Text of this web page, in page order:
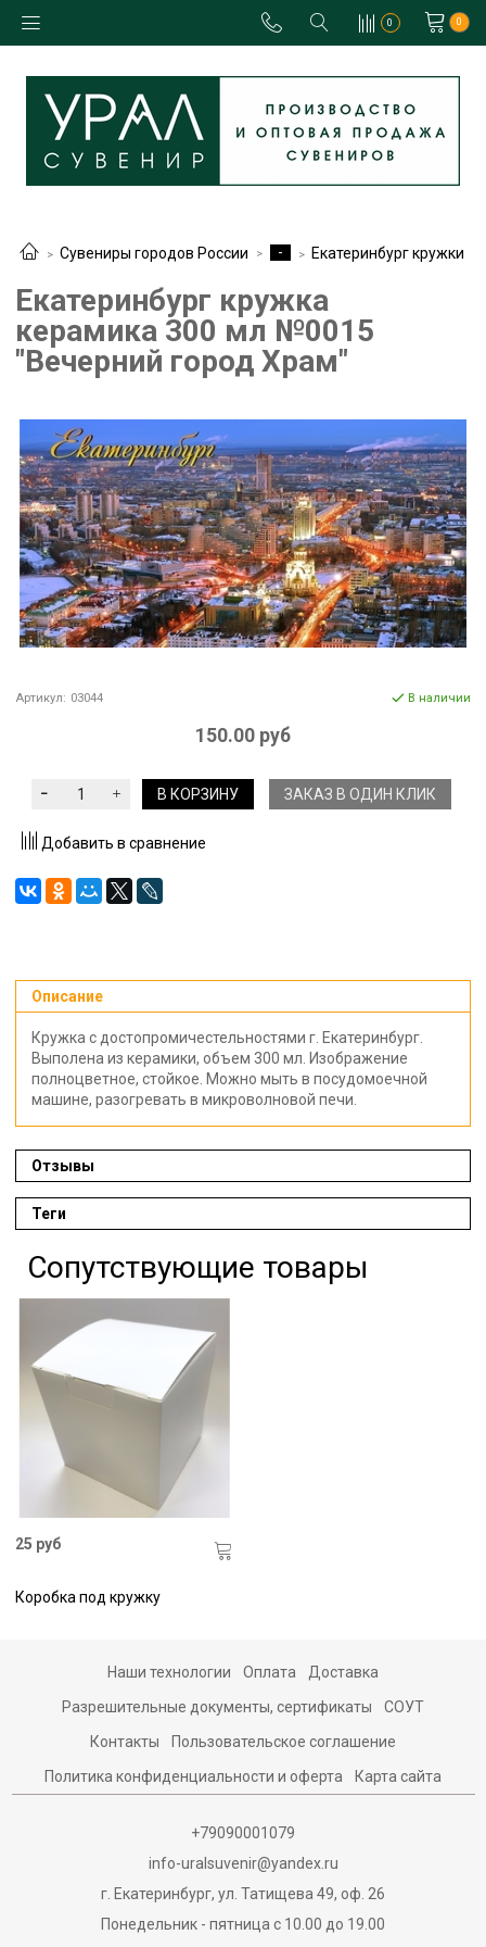
0 0
Сувениры городов России - Екатеринбург кружки
Екатеринбург кружка
керамика 300 мл №0015
"Вечерний город Храм"
Артикул: 03044 В наличии
150.00 руб
В КОРЗИНУ ЗАКАЗ В ОДИН КЛИК
Добавить в сравнение
Описание
Кружка с достопромичестельностями г. Екатеринбург.
Выполена из керамики, объем 300 мл. Изображение
полноцветное, стойкое. Можно мыть в посудомоечной
машине, разогревать в микроволновой печи.
Отзывы
Теги
Сопутствующие товары
25 руб
Коробка под кружку
Наши технологии Оплата Доставка
Разрешительные документы, сертификаты СОУТ
Контакты Пользовательское соглашение
Политика конфиденциальности и оферта Карта сайта
+79090001079
info-uralsuvenir@yandex.ru
г. Екатеринбург, ул. Татищева 49, оф. 26
Понедельник - пятница с 10.00 до 19.00